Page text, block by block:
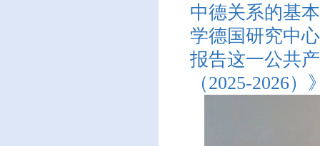
中德关系的基
学德国研究中
报告这一公共
（2025-2026